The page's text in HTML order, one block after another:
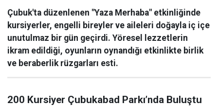
Çubuk'ta düzenlenen "Yaza Merhaba" etkinliğinde
kursiyerler, engelli bireyler ve aileleri doğayla iç içe
unutulmaz bir gün geçirdi. Yöresel lezzetlerin
ikram edildiği, oyunların oynandığı etkinlikte birlik
ve beraberlik rüzgarları esti.
200 Kursiyer Çubukabad Parkı’nda Buluştu